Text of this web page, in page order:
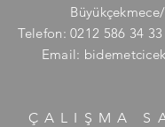
Telefon:0212 586 34 33
Email:
ÇALIŞMA